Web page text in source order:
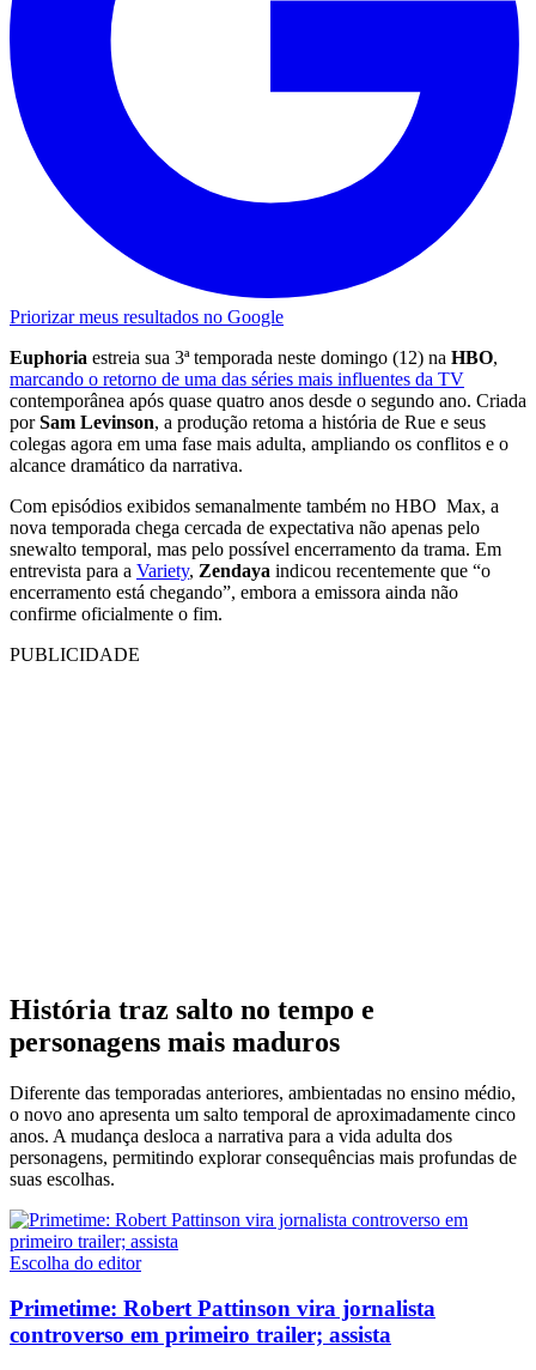
Priorizar meus resultados no Google
Euphoria estreia sua 3ª temporada neste domingo (12) na HBO,
marcando o retorno de uma das séries mais influentes da TV
contemporânea após quase quatro anos desde o segundo ano. Criada
porSam Levinson, a produção retoma a história de Rue e seus
colegas agora em uma fase mais adulta, ampliando os conflitos e o
alcance dramático da narrativa.
Com episódios exibidos semanalmente também no HBO Max, a
nova temporada chega cercada de expectativa não apenas pelo
snewalto temporal, mas pelo possível encerramento da trama. Em
entrevista para a Variety, Zendaya indicou recentemente que “o
encerramento está chegando”, embora a emissora ainda não
confirme oficialmente o fim.
PUBLICIDADE
História traz salto no tempo e
personagens mais maduros
Diferente das temporadas anteriores, ambientadas no ensino médio,
o novo ano apresenta um salto temporal de aproximadamente cinco
anos. A mudança desloca a narrativa para a vida adulta dos
personagens, permitindo explorar consequências mais profundas de
suas escolhas.
Escolha do editor
Primetime: Robert Pattinson vira jornalista
controverso em primeiro trailer; assista